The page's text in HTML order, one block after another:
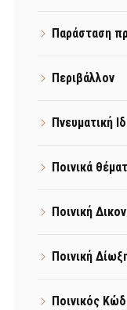
Παράσταση
Περιβάλλον
Πνευματική
Ποινικά
Ποινική
Ποινική
Ποινικός